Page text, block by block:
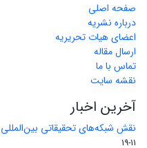
صفحه اصلی
درباره نشریه
اعضای هیات تحریریه
ارسال مقاله
تماس با ما
نقشه سایت
آخرین اخبار
نقش شبکه‌های تحقیقاتی
11-19